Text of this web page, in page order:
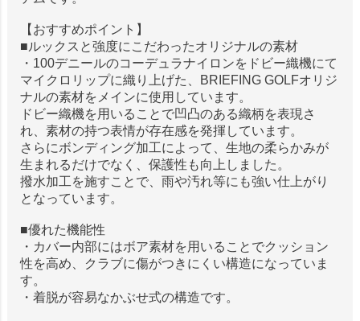
【おすすめポイント】
■ルックスと強度にこだわったオリジナルの素材
・100デニールのコーデュラナイロンをドビー織機にて
マイクロリップに織り上げた、BRIEFING GOLFオリジ
ナルの素材をメインに使用しています。
ドビー織機を用いることで凹凸のある織柄を表現さ
れ、素材の持つ表情が存在感を発揮しています。
さらにボンディング加工によって、生地の柔らかみが
生まれるだけでなく、保護性も向上しました。
撥水加工を施すことで、雨や汚れ等にも強い仕上がり
となっています。
■優れた機能性
・カバー内部にはボア素材を用いることでクッション
性を高め、クラブに傷がつきにくい構造になっていま
す。
・着脱が容易なかぶせ式の構造です。